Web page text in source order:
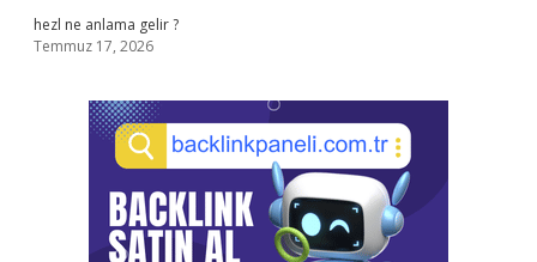
hezl ne anlama gelir ?
Temmuz 17, 2026